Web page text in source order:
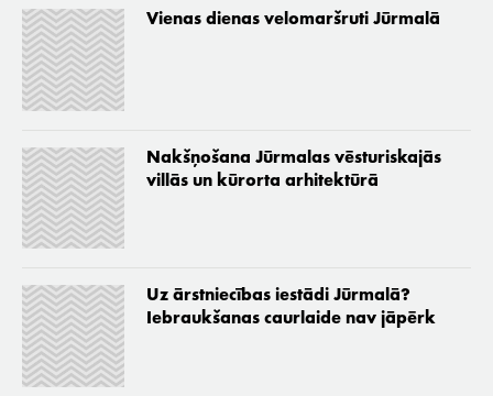
Vienas dienas velomaršruti Jūrmalā
Nakšņošana Jūrmalas vēsturiskajās
villās un kūrorta arhitektūrā
Uz ārstniecības iestādi Jūrmalā?
Iebraukšanas caurlaide nav jāpērk